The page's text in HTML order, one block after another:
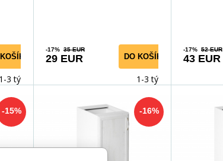
v
1-3 týdny
-17% 35 EUR
29 EUR DO KOŠÍKA
1-3 týdny
-17% 52 EUR
43 EUR
-15% -16%